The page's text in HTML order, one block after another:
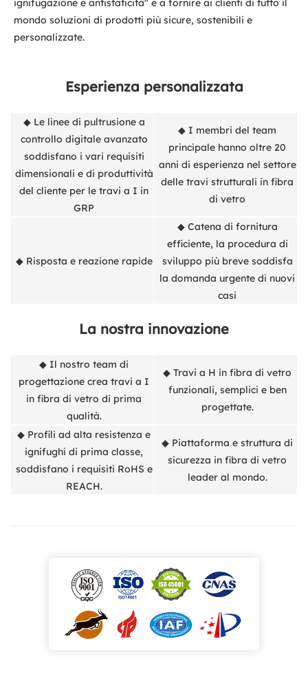
ignifugazione e antistaticità" e a fornire ai clienti di tutto il
mondo soluzioni di prodotti più sicure, sostenibili e
personalizzate.
Esperienza personalizzata
◆ Le linee di pultrusione a
controllo digitale avanzato
soddisfano i vari requisiti
dimensionali e di produttività
del cliente per le travi a I in
GRP
◆ I membri del team
principale hanno oltre 20
anni di esperienza nel settore
delle travi strutturali in fibra
di vetro
◆ Risposta e reazione rapide
◆ Catena di fornitura
efficiente, la procedura di
sviluppo più breve soddisfa
la domanda urgente di nuovi
casi
La nostra innovazione
◆ Il nostro team di
progettazione crea travi a I
in fibra di vetro di prima
qualità.
◆ Travi a H in fibra di vetro
funzionali, semplici e ben
progettate.
◆ Profili ad alta resistenza e
ignifughi di prima classe,
soddisfano i requisiti RoHS e
REACH.
◆ Piattaforma e struttura di
sicurezza in fibra di vetro
leader al mondo.